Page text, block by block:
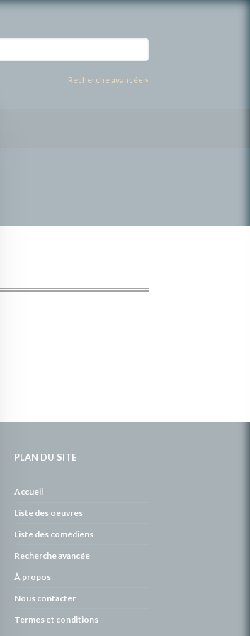
Recherche avancée »
PLAN DU SITE
Accueil
Liste des oeuvres
Liste des comédiens
Recherche avancée
À propos
Nous contacter
Termes et conditions